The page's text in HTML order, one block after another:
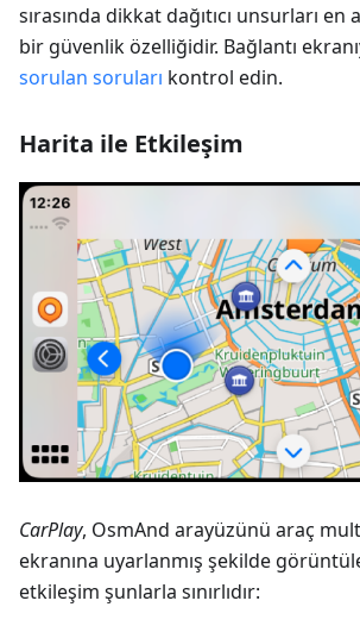
sırasında dikkat dağıtıcı unsurları en
bir güvenlik özelliğidir. Bağlantı
sorulan soruları kontrol edin.
Harita ile Etkileşim
CarPlay, OsmAnd arayüzünü araç
ekranına uyarlanmış şekilde
etkileşim şunlarla sınırlıdır: